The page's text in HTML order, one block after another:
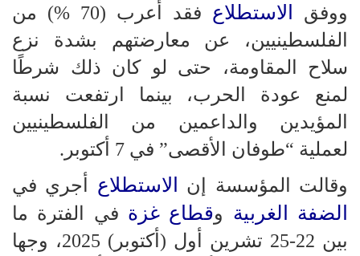
ووفق الاستطلاع
فقد أعرب (70 %) من
الفلسطينيين، عن معارضتهم بشدة نزع
سلاح المقاومة، حتى لو كان ذلك شرطًا
لمنع عودة الحرب، بينما ارتفعت نسبة
المؤيدين والداعمين من الفلسطينيين
لعملية “طوفان الأقصى” في 7 أكتوبر.
وقالت المؤسسة إن
الاستطلاع أجري في
الضفة الغربية وقطاع غزة في الفترة ما
بين 22-25 تشرين أول (أكتوبر) 2025، وجها